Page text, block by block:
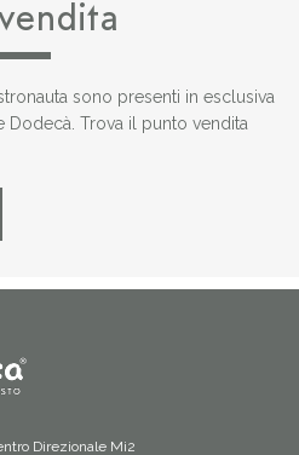
sono presenti in esclusiva
Dodecà. Trova il punto vendita
Direzionale Mi2